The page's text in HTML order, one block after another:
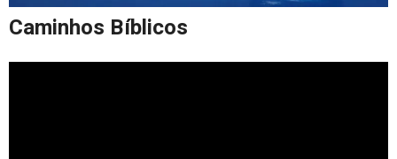
Caminhos Bíblicos